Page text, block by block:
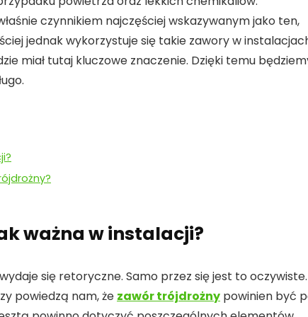
czynnikiem najczęściej wskazywanym jako ten,
jednak wykorzystuje się takie zawory w
miał tutaj kluczowe znaczenie. Dzięki temu
ważna w instalacji?
się retoryczne. Samo przez się jest to oczywiste.
powiedzą nam, że zawór trójdrożny powinien być